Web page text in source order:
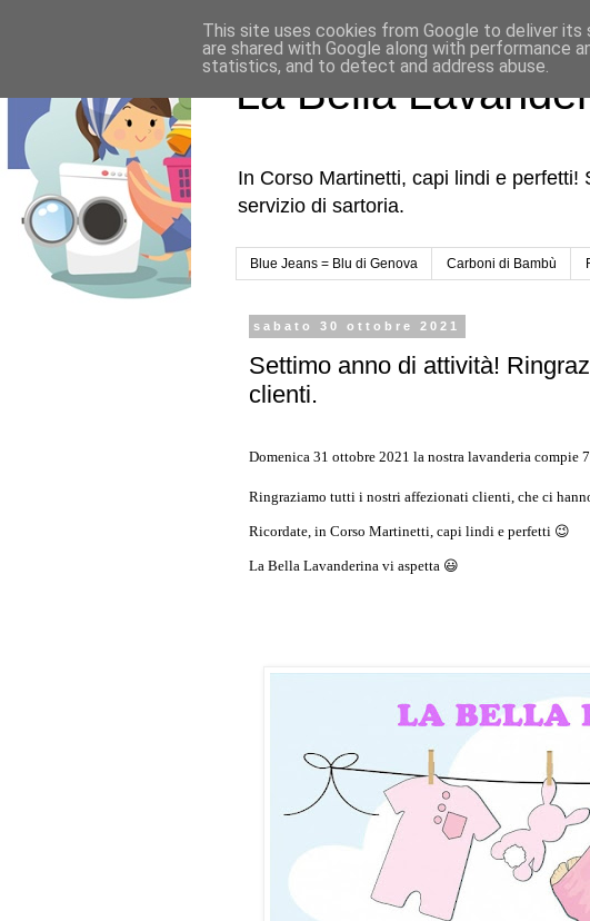
La Bella
In Corso Martinetti, capi lindi e
servizio di sartoria.
Blue Jeans = Blu di Genova Carboni di Bambù
sabato 30 ottobre 2021
Settimo anno di attività!
clienti.
Domenica 31 ottobre 2021 la nostra lavanderia compie
Ringraziamo tutti i nostri affezionati clienti, che ci
Ricordate, in Corso Martinetti, capi lindi e perfetti 😉
La Bella Lavanderina vi aspetta 😃
This site uses cookies from Google to deliver its
are shared with Google along with performance
statistics, and to detect and address abuse.